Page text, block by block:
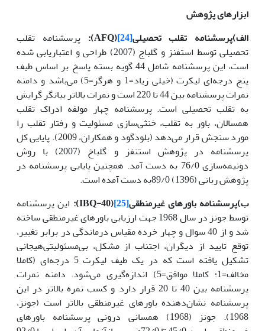
ابزارهای پژوهش
الف)پرسشنامه تقلب تحصیلی[24]
(
AFQ
): پرسشنامه تقلب
تحصیلی توسط استفنز و گلباج (2007) طراحی و اعتباریابی شده
است، این پرسشنامه شامل 44 گویه بسته پاسخ بر اساس طیف
پنج درجه‌ای لیکرت (خیلی زیاد=1 و هرگز=5) می‌باشد و دامنه
نمرات پرسشنامه بین 44 تا 220 است و نمرات بالاتر بیانگر گرایش
به تقلب تحصیلی است. پرسشنامه چهار مولفه ادراک تقلب
همسالان، باور به تقلب، خنثی‌سازی مسئولیت و رفتار تقلب را
مورد سنجش قرار می‌دهد (بلودگود و همکاران، 2009). پایایی کل
پرسشنامه در پژوهش استنفز و گلباخ (2007) با روش
دونیمه‌سازی 76/0 به دست آمد. همچنین پایایی پرسشنامه در
پژوهش ربانی (1396) 89/0به دست آمده است.
ب)پرسشنامه باورهای غیرمنطقی[25]
(
IBQ-40
): این پرسشنامه
توسط جونز در سال 1968 جهت ارزیابی باورهای غیرمنطقی ساخته
شد و از 40 سوال و چهار خرده مقیاس درماندگی در برابر تغییر،
توقع تایید از دیگران، اجتناب از مشکل، بی‌مسئولیتی‌هیجانی
تشکیل یافته است که در یک طیف لیکرت 5 درجه‌ای (کاملا
مخالف=1؛ کاملا موافق=5) اندازه‌گیری می‌شود. دامنه نمرات
پرسشنامه بین 40 تا 20 قرار دارد و کسب نمره بالاتر در این
پرسشنامه نشان‌دهنده باورهای غیرمنطقی بالاتر است (جونز،
1968). جونز (1968) همسانی درونی پرسشنامه باورهای